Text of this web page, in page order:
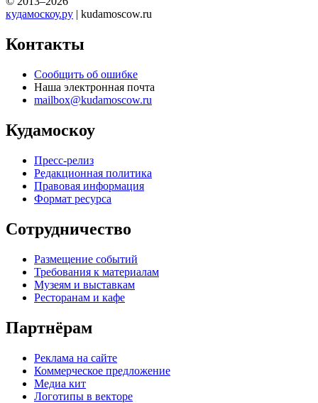
кудамоскоу.ру | kudamoscow.ru
Контакты
Сообщить об ошибке
Наша электронная почта
mailbox@kudamoscow.ru
Кудамоскоу
Пресс-релиз
Редакционная политика
Правовая информация
Формат ресурса
Сотрудничество
Размещение событий
Требования к материалам
Музеям и выставкам
Ресторанам и кафе
Партнёрам
Реклама на сайте
Коммерческое предложение
Медиа кит
Логотипы в векторе